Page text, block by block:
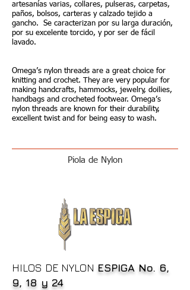
artesanías varias, collares, pulseras, carpetas,
paños, bolsos, carteras y calzado tejido a
gancho. Se caracterizan por su larga duración,
por su excelente torcido, y por ser de fácil
lavado.
Omega’s nylon threads are a great choice for
knitting and crochet. They are very popular for
making handcrafts, hammocks, jewelry, doilies,
handbags and crocheted footwear. Omega’s
nylon threads are known for their durability,
excellent twist and for being easy to wash.
Piola de Nylon
HILOS DE NYLON ESPIGA No. 6,
9, 18 y 24